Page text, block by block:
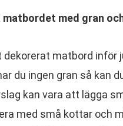
matbordet med gran
matbord inför
du ingen gran så kan
kan vara att lägga
med små kottar och